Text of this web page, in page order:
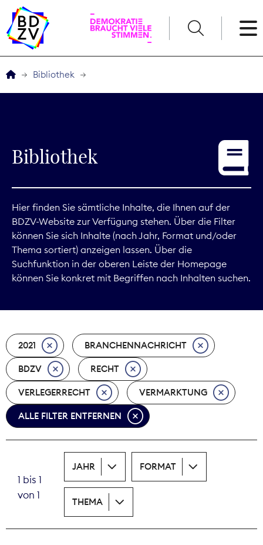
Service
Digitales
Kommunikation
Marktdaten
Nachhaltigkeit
Nachwuchs
Nova Award
Print
Bibliothek
Bibliothek
Hier finden Sie sämtliche Inhalte, die Ihnen auf der
BDZV-Website zur Verfügung stehen. Über die Filter
können Sie sich Inhalte (nach Jahr, Format und/oder
Thema sortiert) anzeigen lassen. Über die
Suchfunktion in der oberen Leiste der Homepage
können Sie konkret mit Begriffen nach Inhalten suchen.
2021 BRANCHENNACHRICHT
BDZV RECHT
VERLEGERRECHT VERMARKTUNG
ALLE FILTER ENTFERNEN
1 bis 1
von 1
JAHR FORMAT
THEMA